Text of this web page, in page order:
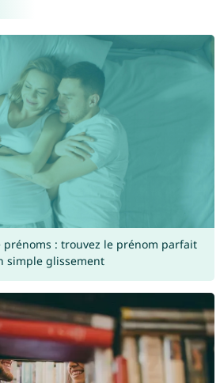
prénoms : trouvez le prénom parfait
simple glissement